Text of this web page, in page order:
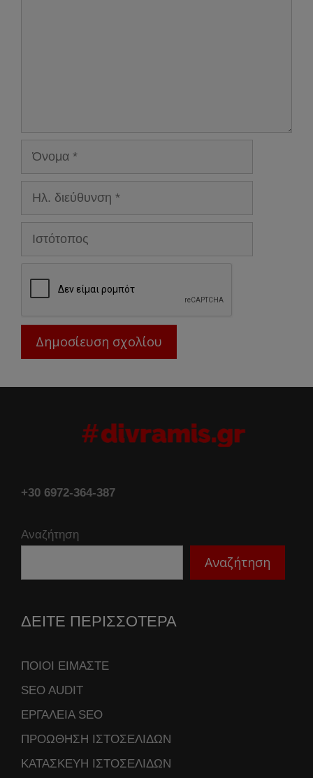
Όνομα
Ηλ.
διεύθυνση
Ιστότοπος
+30 6972-364-387
Αναζήτηση
Αναζήτηση
ΔΕΙΤΕ ΠΕΡΙΣΣΟΤΕΡΑ
ΠΟΙΟΙ ΕΙΜΑΣΤΕ
SEO AUDIT
ΕΡΓΑΛΕΙΑ SEO
ΠΡΟΩΘΗΣΗ ΙΣΤΟΣΕΛΙΔΩΝ
ΚΑΤΑΣΚΕΥΗ ΙΣΤΟΣΕΛΙΔΩΝ